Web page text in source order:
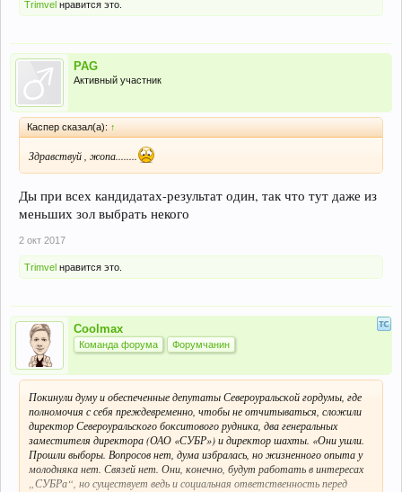
Trimvel нравится это.
PAG
Активный участник
Каспер сказал(а): ↑
Здравствуй , жопа........
Ды при всех кандидатах-результат один, так что тут даже из
меньших зол выбрать некого
2 окт 2017
Trimvel нравится это.
Coolmax
Команда форума Форумчанин
Покинули думу и обеспеченные депутаты Североуральской гордумы, где
полномочия с себя преждевременно, чтобы не отчитываться, сложили
директор Североуральского бокситового рудника, два генеральных
заместителя директора (ОАО «СУБР») и директор шахты. «Они ушли.
Прошли выборы. Вопросов нет, дума избралась, но жизненного опыта у
молодняка нет. Связей нет. Они, конечно, будут работать в интересах
„СУБРа“, но существует ведь и социальная ответственность перед